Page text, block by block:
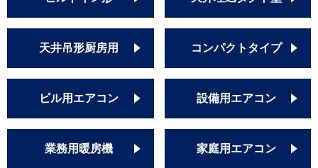
天井吊形厨房用 コンパクトタイプ
ビル用エアコン 設備用エアコン
業務用暖房機 家庭用エアコン